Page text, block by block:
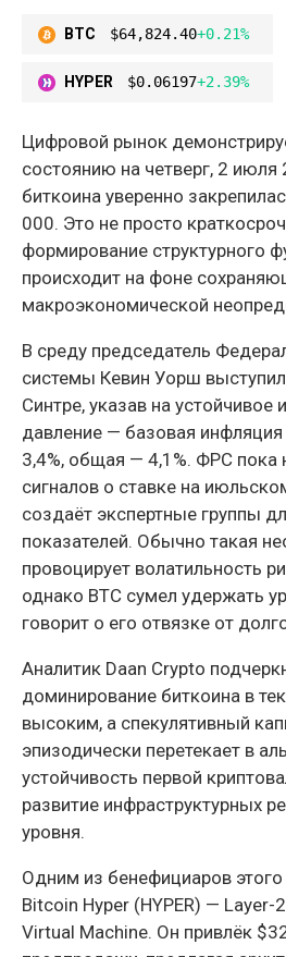
BTC $64,824.40+0.21%
HYPER $0.06197+2.39%
Цифровой рынок
состоянию на четверг, 2 июля
биткоина уверенно
000. Это не просто
формирование структурного
происходит на фоне
макроэкономической
В среду председатель
системы Кевин Уорш
Синтре, указав на устойчивое
давление — базовая
3,4%, общая — 4,1%. ФРС пока
сигналов о ставке на
создаёт экспертные группы
показателей. Обычно такая
провоцирует волатильность
однако BTC сумел удержать
говорит о его отвязке от
Аналитик Daan Crypto
доминирование биткоина в
высоким, а спекулятивный
эпизодически перетекает в
устойчивость первой
развитие инфраструктурных
уровня.
Одним из бенефициаров этого
Bitcoin Hyper (HYPER) — Layer-
Virtual Machine. Он привлёк